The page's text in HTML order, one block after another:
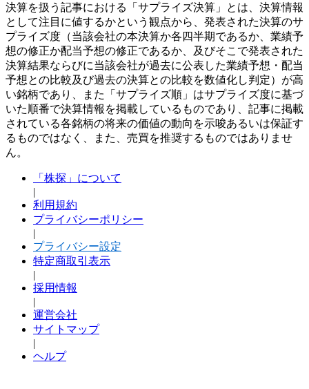
決算を扱う記事における「サプライズ決算」とは、決算情報
として注目に値するかという観点から、発表された決算のサ
プライズ度（当該会社の本決算か各四半期であるか、業績予
想の修正か配当予想の修正であるか、及びそこで発表された
決算結果ならびに当該会社が過去に公表した業績予想・配当
予想との比較及び過去の決算との比較を数値化し判定）が高
い銘柄であり、また「サプライズ順」はサプライズ度に基づ
いた順番で決算情報を掲載しているものであり、記事に掲載
されている各銘柄の将来の価値の動向を示唆あるいは保証す
るものではなく、また、売買を推奨するものではありませ
ん。
「株探」について
|
利用規約
プライバシーポリシー
|
プライバシー設定
特定商取引表示
|
採用情報
|
運営会社
サイトマップ
|
ヘルプ